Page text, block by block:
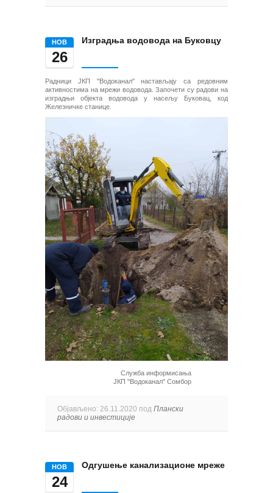
НОВ
26
Изградња водовода на Буковцу
Радници ЈКП "Водоканал" настављају са редовним
активностима на мрежи водовода. Започети су радови на
изградњи објекта водовода у насељу Буковац, код
Железничке станице.
Служба информисања
ЈКП "Водоканал" Сомбор
Објављено: 26.11.2020 под Плански
радови и инвестиције
НОВ
24
Одгушење канализационе мреже